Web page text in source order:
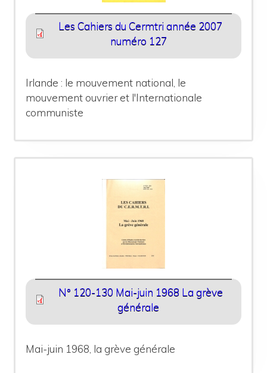
Les Cahiers du Cermtri année 2007
numéro 127
Irlande : le mouvement national, le
mouvement ouvrier et l'Internationale
communiste
N° 120-130 Mai-juin 1968 La grève
générale
Mai-juin 1968, la grève générale